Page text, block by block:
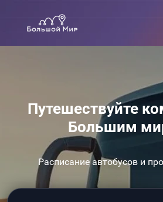
Путешествуйте
Большим
Расписание автобусов и